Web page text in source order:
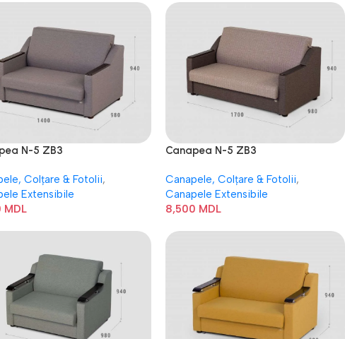
N-5 ZB3
Colțare & Fotolii,
Extensibile
MDL
Canapea N-5 ZB3
Canapele, Colțare & Fotolii,
Canapele Extensibile
8,500 MDL